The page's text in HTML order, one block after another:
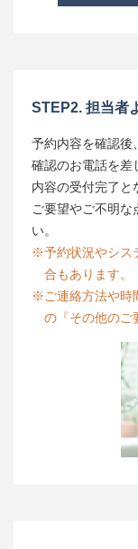
STEP2. 担当者
予約内容を確認後
確認のお電話を差
内容の受付完了と
ご要望やご不明な
い。
※予約状況やシス
合もあります。
※ご連絡方法や時
の『その他のご